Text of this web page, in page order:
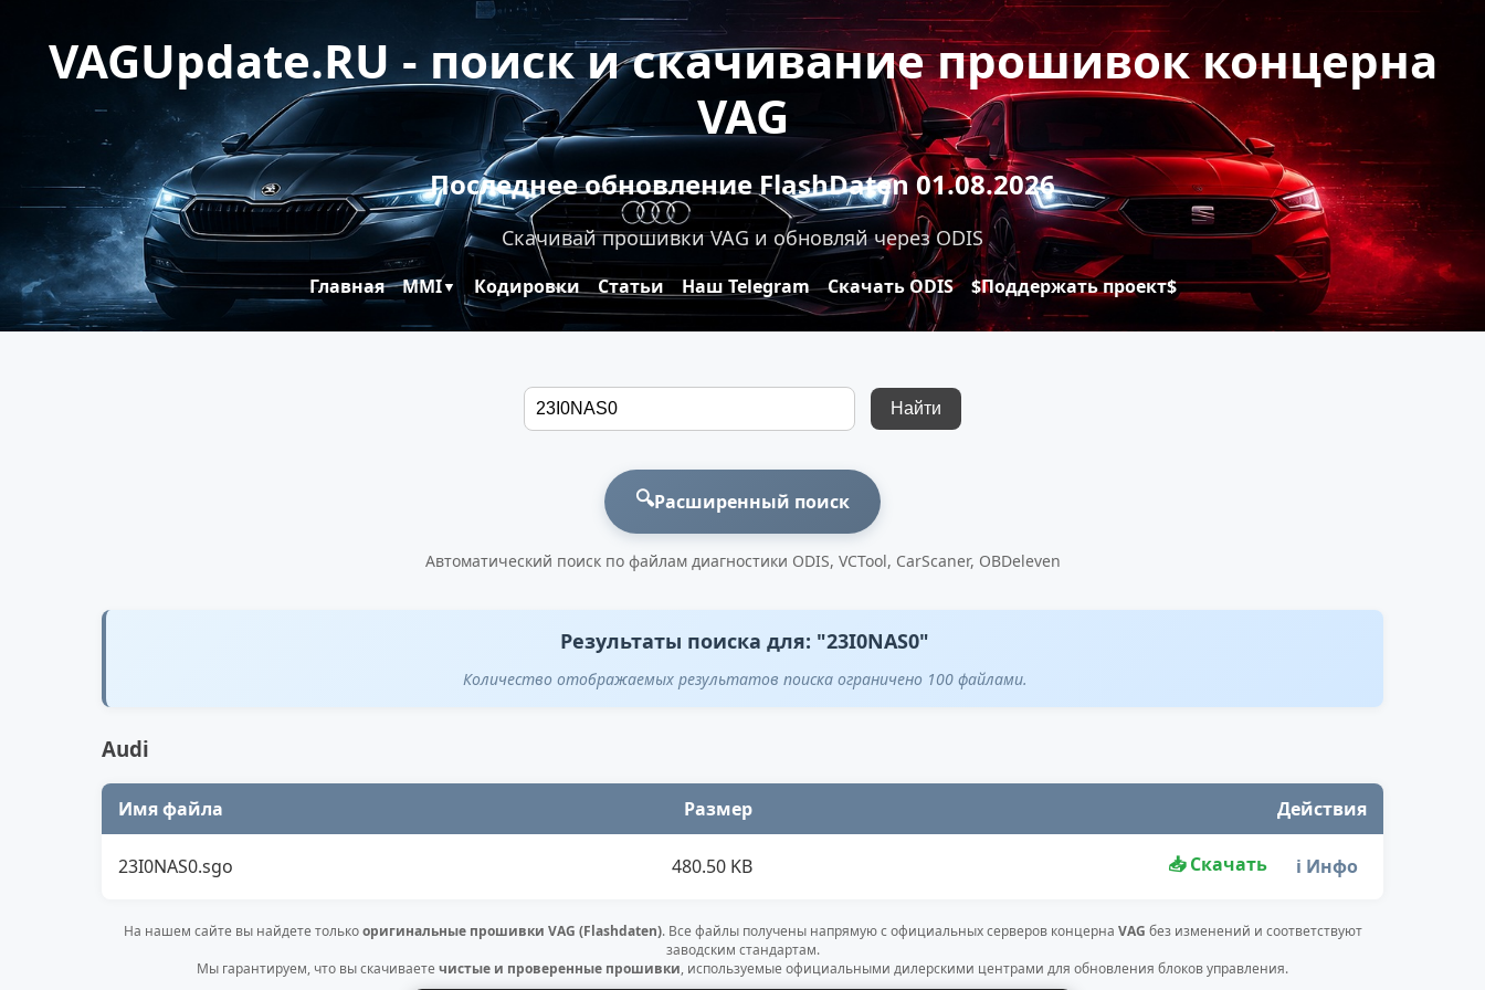
VAGUpdate.RU - поиск и скачивание прошивок концерна
VAG
Последнее обновление FlashDaten 01.08.2026
Скачивай прошивки VAG и обновляй через ODIS
Главная MMI▼ Кодировки Статьи Наш Telegram Скачать ODIS $Поддержать проект$
Найти
🔍Расширенный поиск
Автоматический поиск по файлам диагностики ODIS, VCTool, CarScaner, OBDeleven
Результаты поиска для: "23I0NAS0"
Количество отображаемых результатов поиска ограничено 100 файлами.
Audi
Имя файла Размер Действия
23I0NAS0.sgo 480.50 KB 📥 Скачать ℹ️ Инфо
На нашем сайте вы найдете толькооригинальные прошивки VAG (Flashdaten). Все файлы получены напрямую с официальных серверов концерна VAG без изменений и соответствуют
заводским стандартам.
Мы гарантируем, что вы скачиваете чистые и проверенные прошивки, используемые официальными дилерскими центрами для обновления блоков управления.